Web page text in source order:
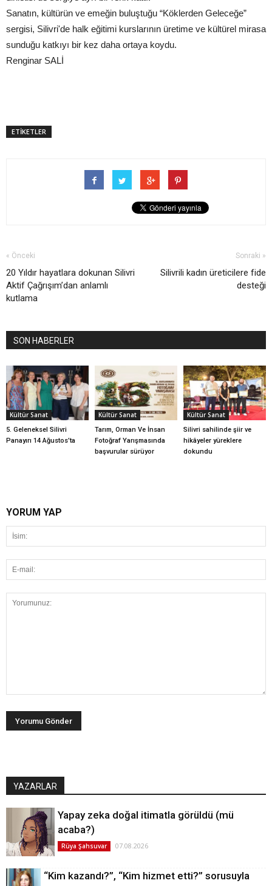
Sanatın, kültürün ve emeğin buluştuğu “Köklerden Geleceğe”
sergisi, Silivri'de halk eğitimi kurslarının üretime ve kültürel mirasa
sunduğu katkıyı bir kez daha ortaya koydu.
Renginar SALİ
ETİKETLER
« Önceki
20 Yıldır hayatlara dokunan Silivri
Aktif Çağrışım’dan anlamlı
kutlama
Sonraki »
Silivrili kadın üreticilere fide
desteği
SON HABERLER
Kültür Sanat
5. Geleneksel Silivri
Panayırı 14 Ağustos’ta
Kültür Sanat
Tarım, Orman Ve İnsan
Fotoğraf Yarışmasında
başvurular sürüyor
Kültür Sanat
Silivri sahilinde şiir ve
hikâyeler yüreklere
dokundu
YORUM YAP
YAZARLAR
Yapay zeka doğal itimatla görüldü (mü
acaba?)
Rüya Şahsuvar 07.08.2026
“Kim kazandı?”, “Kim hizmet etti?” sorusuyla